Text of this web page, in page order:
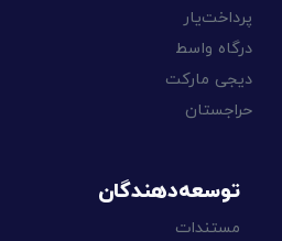
پرداخت‌یار
درگاه واسط
دیجی مارکت
حراجستان
توسعه‌دهندگان
مستندات